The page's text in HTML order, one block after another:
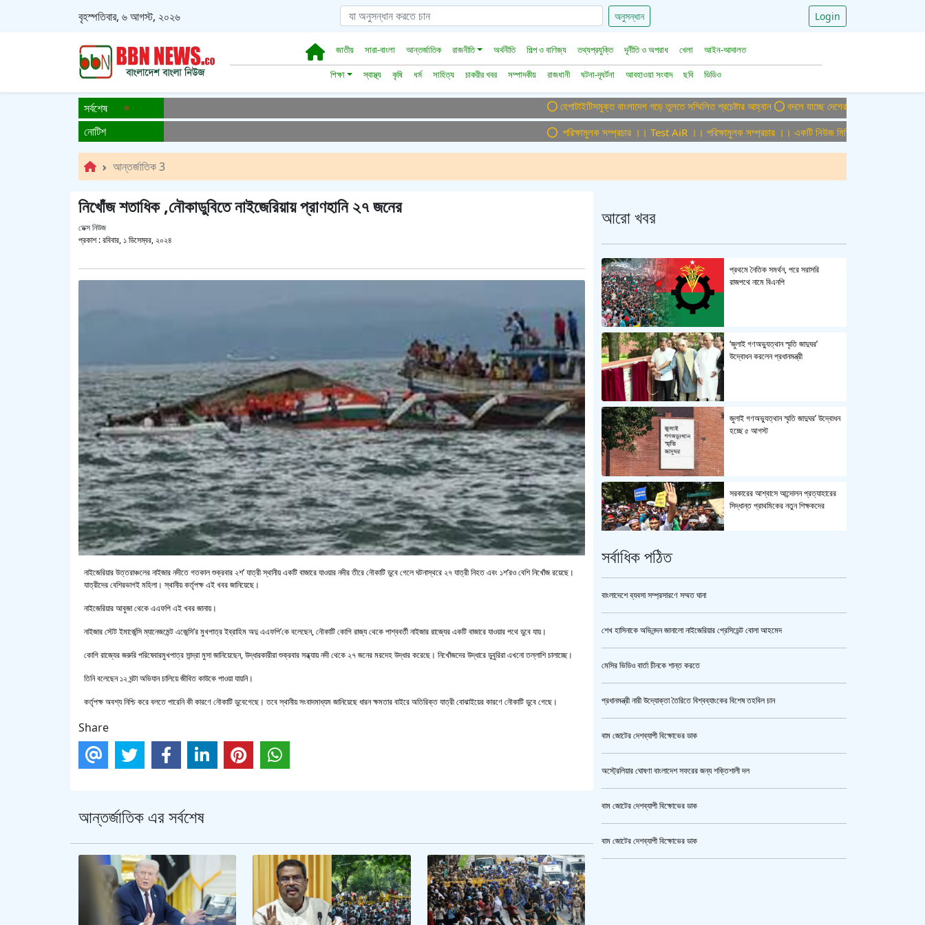
বৃহস্পতিবার, ৬ আগস্ট, ২০২৬ অনুসন্ধান Login
জাতীয় সারা-বাংলা আন্তর্জাতিক রাজনীতি অর্থনীতি শিল্প ও বাণিজ্য তথ্যপ্রযুক্তি দূর্নীতি ও অপরাধ খেলা
আইন-আদালত
শিক্ষা
স্বাস্থ্য কৃষি ধর্ম সাহিত্য চাকরীর খবর সম্পাদকীয় রাজধানী ঘটনা-দূঘর্টনা আবহাওয়া সংবাদ ছবি ভিডিও
সর্বশেষ হেপাটাইটিসমুক্ত বাংলাদেশ গড়ে তুলতে সম্মিলিত প্রচেষ্টার আহ্বান বদলে যাচ্ছে দেশের বিমান ও পর্যটন খাত,
নোটিশ পরিক্ষামুলক সম্প্রচার ।। Test AiR ।। পরিক্ষামুলক সম্প্রচার ।। একটি নিউজ মিডিয়া হাউজের জন্য অফিস
আন্তর্জাতিক 3
নিখোঁজ শতাধিক ,নৌকাডুবিতে নাইজেরিয়ায় প্রাণহানি ২৭ জনের
ডেক্স নিউজ
প্রকাশ :রবিবার, ১ ডিসেম্বর, ২০২৪
নাইজেরিয়ার উত্তরাঞ্চলের নাইজার নদীতে গতকাল শুক্রবার ২শ’ যাত্রী স্থানীয় একটি বাজারে যাওয়ার নদীর তীরে নৌকাটি ডুবে গেলে ঘটনাস্থরে ২৭ যাত্রী নিহত এবং ১শ’রও বেশি নিখোঁজ রয়েছে।
যাত্রীদের বেশিরভাগই মহিলা। স্থানীয় কর্তৃপক্ষ এই খবর জানিয়েছে।
নাইজেরিয়ার আবুজা থেকে এএফপি এই খবর জানায়।
নাইজার স্টেট ইমার্জেন্সি ম্যানেজমেন্ট এজেন্সি’র মুখপাত্র ইব্রাহিম অদু এএফপি’কে বলেছেন, নৌকাটি কোগি রাজ্য থেকে পাশ্ববর্তী নাইজার রাজ্যের একটি বাজারে যাওয়ার পথে ডুবে যায়।
কোগি রাজ্যের জরুরি পরিষেবারমুখপাত্র সান্দ্রা মুসা জানিয়েছেন, উদ্ধারকারীরা শুক্রবার সন্ধ্যায় নদী থেকে ২৭ জনের মরদেহ উদ্ধার করেছে। নিখোঁজদের উদ্ধারে ডুবুরিরা এখনো তল্লাশি চালাচ্ছে।
তিনি বলেছেন ১২ ঘন্টা অভিযান চালিয়ে জীবিত কাউকে পাওয়া যায়নি।
কর্তৃপক্ষ অবশ্য নিশ্চি করে বলতে পারেনি কী কারণে নৌকাটি ডুবেগেছে। তবে স্থানীয় সংবাদমাধ্যম জানিয়েছে ধারন ক্ষমতার বাইরে অতিরিক্ত যাত্রী বোঝাইয়ের কারণে নৌকাটি ডুবে গেছে।
Share
আন্তর্জাতিক এর সর্বশেষ
আরো খবর
প্রথমে নৈতিক সমর্থন, পরে সরাসরি
রাজপথে নামে বিএনপি
‘জুলাই গণঅভ্যুত্থান স্মৃতি জাদুঘর’
উদ্বোধন করলেন প্রধানমন্ত্রী
জুলাই গণঅভ্যুত্থান স্মৃতি জাদুঘর’ উদ্বোধন
হচ্ছে ৫ আগস্ট
সরকারের আশ্বাসে আন্দোলন প্রত্যাহারের
সিদ্ধান্ত প্রাথমিকের নতুন শিক্ষকদের
লাঠিয়াল বাহিনী নয় : স্বরাষ্ট্রমন্ত্রী
ক্যামেরার টান আজও অটুট, মঞ্চ-সিনেমা
এসএসসি ও সমমানের পরীক্ষার ফলাফল ১০
সর্বাধিক পঠিত
বাংলাদেশে ব্যবসা সম্প্রসারণে সম্মত ঘানা
শেখ হাসিনাকে অভিনন্দন জানালো নাইজেরিয়ার প্রেসিডেন্ট বোলা আহমেদ
মেসির ভিডিও বার্তা চীনকে শান্ত করতে
প্রধানমন্ত্রী নারী উদ্যোক্তা তৈরিতে বিশ্বব্যাংকের বিশেষ তহবিল চান
বাম জোটের দেশব্যাপী বিক্ষোভের ডাক
অস্ট্রেলিয়ার ঘোষণা বাংলাদেশ সফরের জন্য শক্তিশালী দল
বাম জোটের দেশব্যাপী বিক্ষোভের ডাক
বাম জোটের দেশব্যাপী বিক্ষোভের ডাক